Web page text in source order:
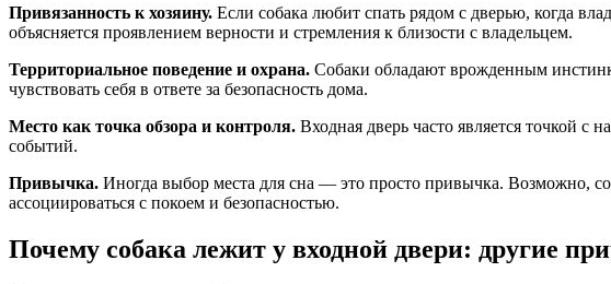
Привязанность к хозяину. Если собака любит спать рядом с дверью, когда
объясняется проявлением верности и стремления к близости с владельцем.
Территориальное поведение и охрана. Собаки обладают врожденным
чувствовать себя в ответе за безопасность дома.
Место как точка обзора и контроля. Входная дверь часто является точкой
событий.
Привычка. Иногда выбор места для сна — это просто привычка. Возможно,
ассоциироваться с покоем и безопасностью.
Почему собака лежит у входной двери: другие